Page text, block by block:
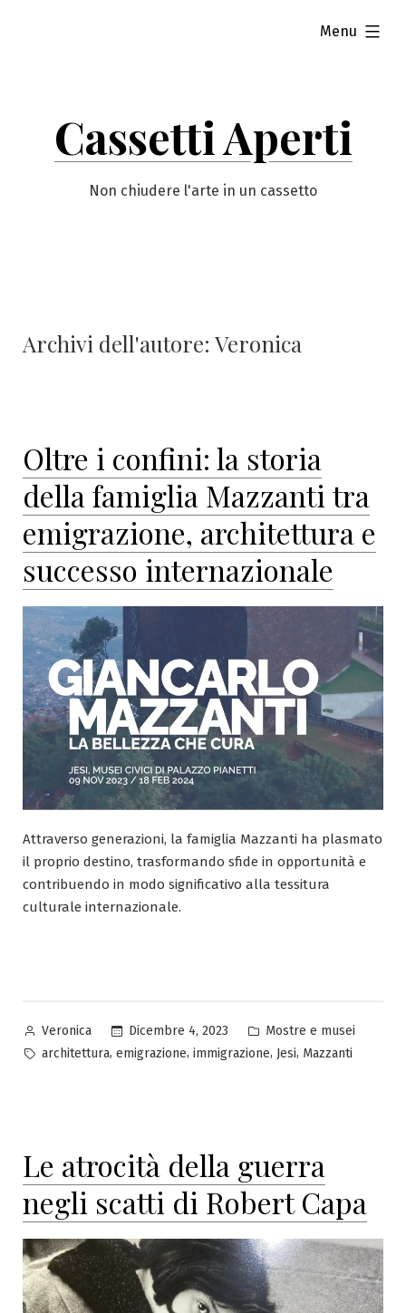
Cassetti Aperti
Non chiudere l'arte in un cassetto
Menu
esteso
Archivi dell'autore: Veronica
Oltre i confini: la storia
della famiglia Mazzanti tra
emigrazione, architettura e
successo internazionale
Attraverso generazioni, la famiglia Mazzanti ha plasmato
il proprio destino, trasformando sfide in opportunità e
contribuendo in modo significativo alla tessitura
culturale internazionale.
Pubblicato
da
Veronica Dicembre 4, 2023
Pubblicato
in
Mostre e musei
Tag:
architettura, emigrazione, immigrazione, Jesi, Mazzanti
Le atrocità della guerra
negli scatti di Robert Capa